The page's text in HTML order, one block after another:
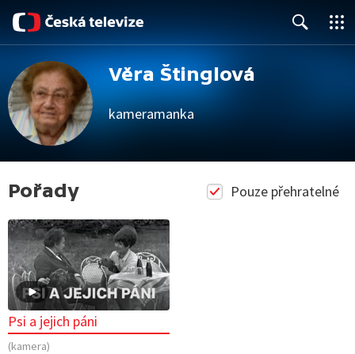
Věra Štinglová
kameramanka
Pouze přehratelné
Pořady
Psi a jejich páni
(kamera)